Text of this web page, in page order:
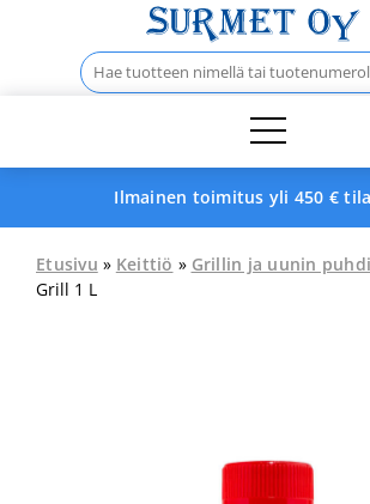
Haku:
Ilmainen toimitus yli 450 €
Etusivu » Keittiö » Grillin ja uunin
Grill 1 L